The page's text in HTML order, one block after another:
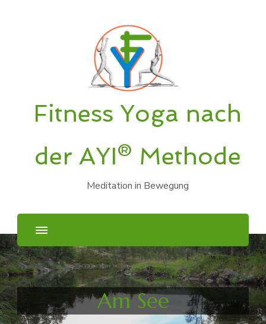
Fitness Yoga nach
der AYI® Methode
Meditation in Bewegung
Am See